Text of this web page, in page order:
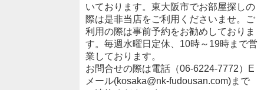
いております。東大阪市でお部屋探しの
際は是非当店をご利用くださいませ。ご
利用の際は事前予約をお勧めしておりま
す。毎週水曜日定休、10時～19時まで営
業しております。
お問合せの際は電話（06-6224-7772）E
メール(kosaka@nk-fudousan.com)まで